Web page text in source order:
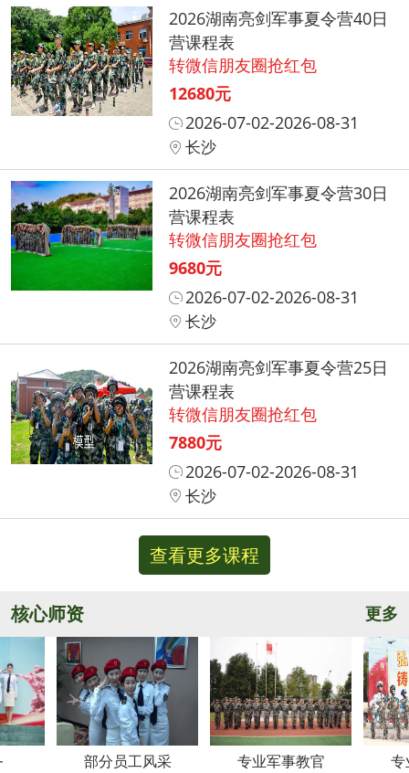
2026湖南亮剑军事夏令营40日
营课程表
转微信朋友圈抢红包
12680元
2026-07-02-2026-08-31
长沙
2026湖南亮剑军事夏令营30日
营课程表
转微信朋友圈抢红包
9680元
2026-07-02-2026-08-31
长沙
2026湖南亮剑军事夏令营25日
营课程表
转微信朋友圈抢红包
7880元
2026-07-02-2026-08-31
长沙
查看更多课程
核心师资 更多
部分员工风采 专业军事教官 专业军事教官